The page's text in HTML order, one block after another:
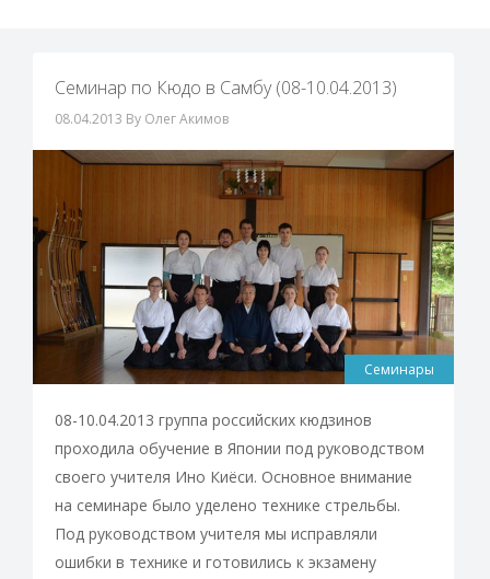
Семинар по Кюдо в Самбу (08-10.04.2013)
08.04.2013 By Олег Акимов
Семинары
08-10.04.2013 группа российских кюдзинов
проходила обучение в Японии под руководством
своего учителя Ино Киёси. Основное внимание
на семинаре было уделено технике стрельбы.
Под руководством учителя мы исправляли
ошибки в технике и готовились к экзамену